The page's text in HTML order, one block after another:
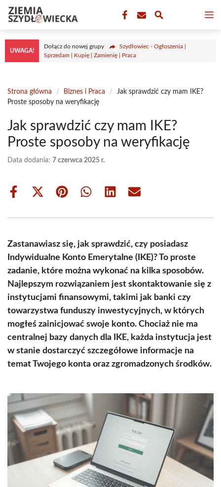
Przejdź
treści
UWAGA!
Dołącz do nowej grupy
Szydłowiec - Ogłoszenia |
Sprzedam | Kupię | Zamienię | Praca
Strona główna / Biznes i Praca /
Jak sprawdzić czy mam IKE?
Proste sposoby na weryfikację
Jak sprawdzić czy mam IKE?
Proste sposoby na weryfikację
Data dodania: 7 czerwca 2025 r.
Share
Share
(Twitter)
Share Share Share Share
Zastanawiasz się, jak sprawdzić, czy posiadasz
Indywidualne Konto Emerytalne (IKE)? To proste
zadanie, które można wykonać na kilka sposobów.
Najlepszym rozwiązaniem jest skontaktowanie się z
instytucjami finansowymi, takimi jak banki czy
towarzystwa funduszy inwestycyjnych, w których
mogłeś zainicjować swoje konto. Chociaż nie ma
centralnej bazy danych dla IKE, każda instytucja jest
w stanie dostarczyć szczegółowe informacje na
temat Twojego konta oraz zgromadzonych środków.